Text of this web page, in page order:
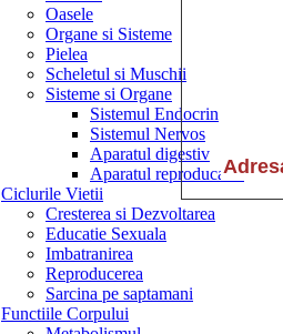
Oasele
Organe si Sisteme
Pielea
Scheletul si Muschii
Sisteme si Organe
Sistemul Endocrin
Sistemul Nervos
Aparatul digestiv
Aparatul reproducator
Ciclurile Vietii
Cresterea si Dezvoltarea
Educatie Sexuala
Imbatranirea
Reproducerea
Sarcina pe saptamani
Functiile Corpului